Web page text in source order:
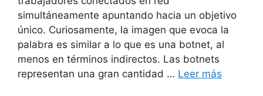
simultáneamente apuntando hacia un objetivo
único. Curiosamente, la imagen que evoca la
palabra es similar a lo que es una botnet, al
menos en términos indirectos. Las botnets
representan una gran cantidad … Leer más